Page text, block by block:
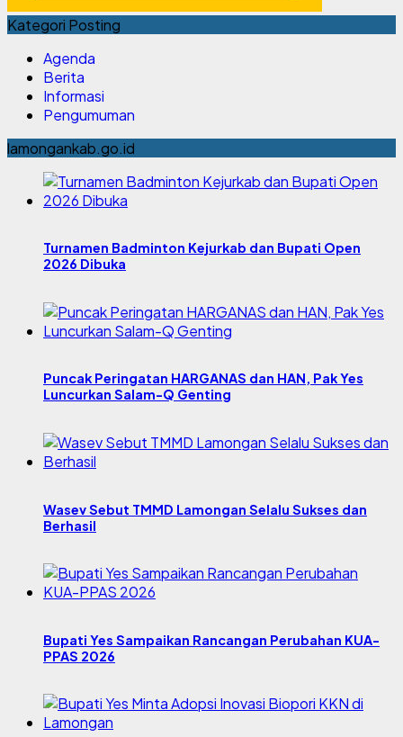
Kategori Posting
Agenda
Berita
Informasi
Pengumuman
lamongankab.go.id
Turnamen Badminton Kejurkab dan Bupati Open
2026 Dibuka
Puncak Peringatan HARGANAS dan HAN, Pak Yes
Luncurkan Salam-Q Genting
Wasev Sebut TMMD Lamongan Selalu Sukses dan
Berhasil
Bupati Yes Sampaikan Rancangan Perubahan KUA-
PPAS 2026